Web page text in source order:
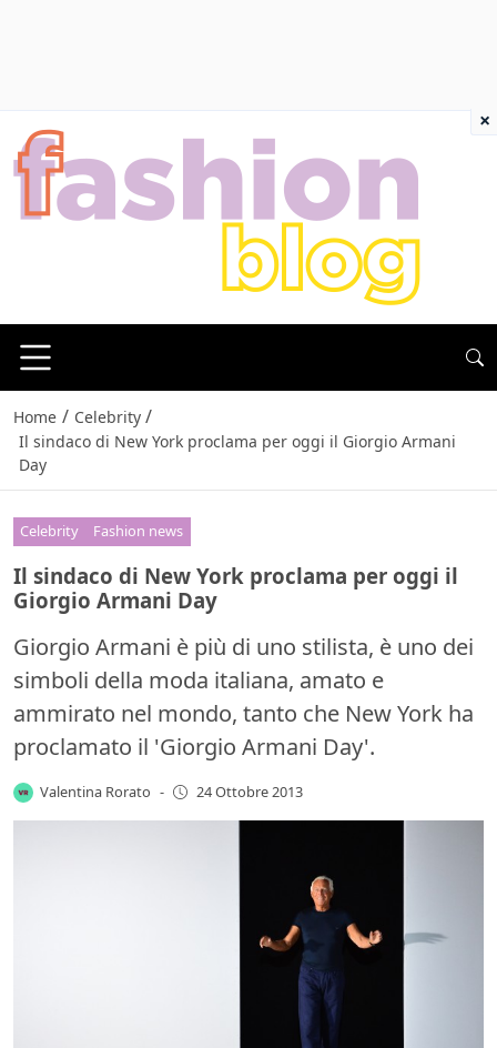
Home / Celebrity /
Il sindaco di New York proclama per oggi il Giorgio Armani
Day
Celebrity Fashion news
Il sindaco di New York proclama per oggi il
Giorgio Armani Day
Giorgio Armani è più di uno stilista, è uno dei
simboli della moda italiana, amato e
ammirato nel mondo, tanto che New York ha
proclamato il 'Giorgio Armani Day'.
Valentina Rorato - 24 Ottobre 2013
×